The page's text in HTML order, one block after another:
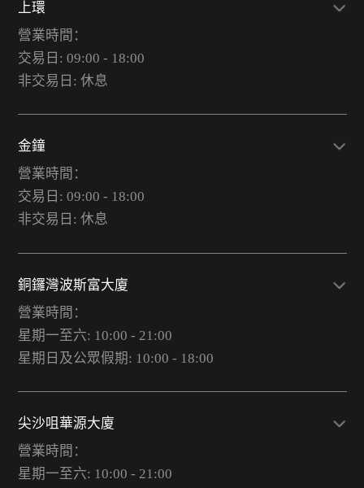
上環
營業時間：
交易日: 09:00 - 18:00
非交易日: 休息
金鐘
營業時間：
交易日: 09:00 - 18:00
非交易日: 休息
銅鑼灣波斯富大廈
營業時間：
星期一至六: 10:00 - 21:00
星期日及公眾假期: 10:00 - 18:00
尖沙咀華源大廈
營業時間：
星期一至六: 10:00 - 21:00